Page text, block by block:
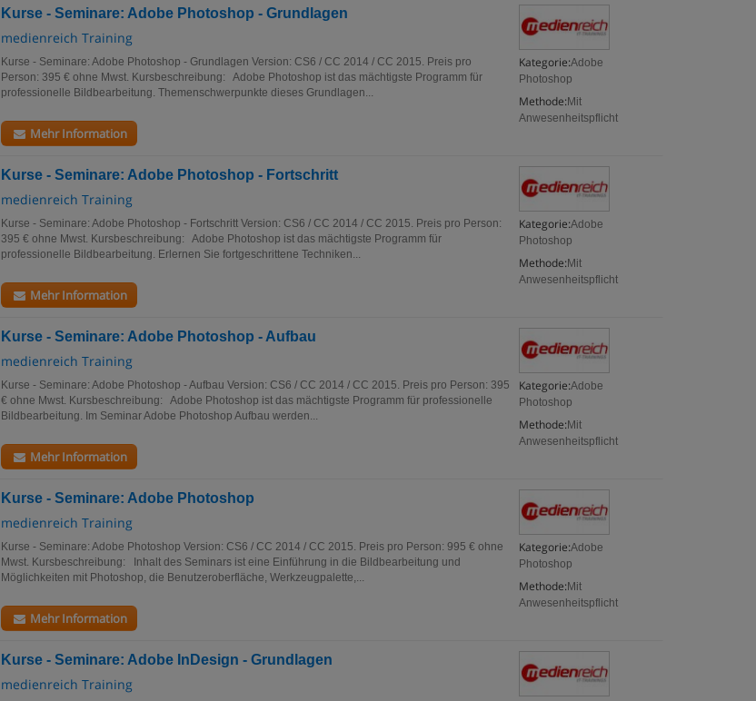
Kurse - Seminare: Adobe Photoshop - Grundlagen
medienreich Training
Kategorie:Adobe
Photoshop
Methode: Mit
Anwesenheitspflicht
Kurse - Seminare: Adobe Photoshop - Grundlagen Version: CS6 / CC 2014 / CC 2015. Preis pro
Person: 395 € ohne Mwst. Kursbeschreibung: Adobe Photoshop ist das mächtigste Programm für
professionelle Bildbearbeitung. Themenschwerpunkte dieses Grundlagen...
Mehr Information
Kurse - Seminare: Adobe Photoshop - Fortschritt
medienreich Training
Kategorie:Adobe
Photoshop
Methode: Mit
Anwesenheitspflicht
Kurse - Seminare: Adobe Photoshop - Fortschritt Version: CS6 / CC 2014 / CC 2015. Preis pro Person:
395 € ohne Mwst. Kursbeschreibung: Adobe Photoshop ist das mächtigste Programm für
professionelle Bildbearbeitung. Erlernen Sie fortgeschrittene Techniken...
Mehr Information
Kurse - Seminare: Adobe Photoshop - Aufbau
medienreich Training
Kategorie:Adobe
Photoshop
Methode: Mit
Anwesenheitspflicht
Kurse - Seminare: Adobe Photoshop - Aufbau Version: CS6 / CC 2014 / CC 2015. Preis pro Person: 395
€ ohne Mwst. Kursbeschreibung: Adobe Photoshop ist das mächtigste Programm für professionelle
Bildbearbeitung. Im Seminar Adobe Photoshop Aufbau werden...
Mehr Information
Kurse - Seminare: Adobe Photoshop
medienreich Training
Kategorie:Adobe
Photoshop
Methode: Mit
Anwesenheitspflicht
Kurse - Seminare: Adobe Photoshop Version: CS6 / CC 2014 / CC 2015. Preis pro Person: 995 € ohne
Mwst. Kursbeschreibung: Inhalt des Seminars ist eine Einführung in die Bildbearbeitung und
Möglichkeiten mit Photoshop, die Benutzeroberfläche, Werkzeugpalette,...
Mehr Information
Kurse - Seminare: Adobe InDesign - Grundlagen
medienreich Training